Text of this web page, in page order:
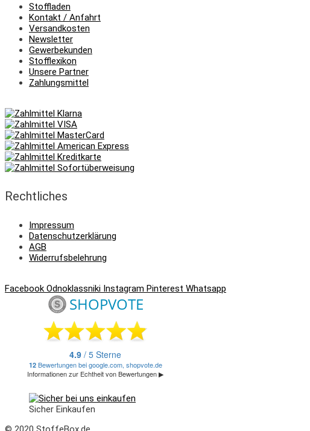
Stoffladen
Kontakt / Anfahrt
Versandkosten
Newsletter
Gewerbekunden
Stofflexikon
Unsere Partner
Zahlungsmittel
Rechtliches
Impressum
Datenschutzerklärung
AGB
Widerrufsbelehrung
Facebook Odnoklassniki Instagram Pinterest Whatsapp
Sicher Einkaufen